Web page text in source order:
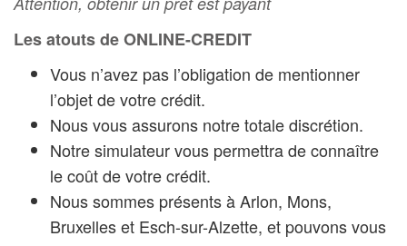
Les atouts de ONLINE-CREDIT
Vous n’avez pas l’obligation de mentionner
l’objet de votre crédit.
Nous vous assurons notre totale discrétion.
Notre simulateur vous permettra de connaître
le coût de votre crédit.
Nous sommes présents à Arlon, Mons,
Bruxelles et Esch-sur-Alzette, et pouvons vous